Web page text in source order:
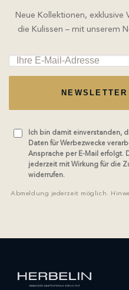
Neue Kollektionen, exklusive
die Kulissen – mit unserem
Ich bin damit einverstanden,
Daten für Werbezwecke
Ansprache per E-Mail erfolgt.
jederzeit mit Wirkung für die
widerrufen.
Abmeldung jederzeit möglich.